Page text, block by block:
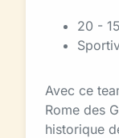
20 -
Avec ce
Rome des
historique